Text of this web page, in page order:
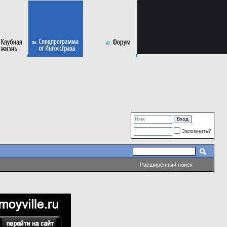
Запомнить?
Расширенный поиск